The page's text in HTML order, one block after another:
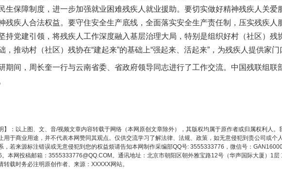
生保障制度，进一步加强就业困难残疾人就业援助。要切实做好精神残疾人关
残疾人合法权益。要守住安全生产底线，全面落实安全生产责任制，压实残疾人
持党建引领，将残疾人工作深度融入基层治理大局，特别是组织好村（社区）
，推动村（社区）残协在“建起来”的基础上“强起来、活起来”，为残疾人提供家门
间，周长奎一行与云南省委、省政府领导同志进行了工作交流。中国残联组联
】：以上图、文、音/视频文章内容转载于网络（本网原创文章除外），其版权均属于原作者或归属权利人
用于商业用途，并不代表本网赞同其观点。仅供交流学习了解法律、法规、政策，如无意侵犯到贵公司或个
，若来源标注错误或无意侵犯到您的权益烦请告知本网制作采编部QQ号: 3555333776，微信号：
本网投稿邮箱：3555333776@QQ.COM。通讯地址：北京市朝阳区朝外雅宝路12号（华声国际大厦）1
转载时务必注明原创作者、来源：XXXXX网站。